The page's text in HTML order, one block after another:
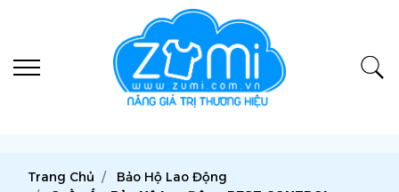
Trang Chủ
Bảo Hộ Lao Động